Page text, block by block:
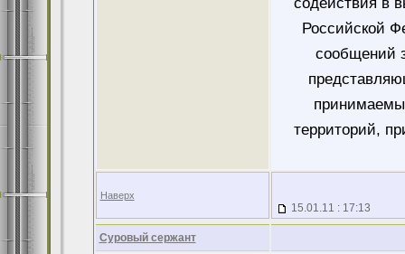
Российской
сообщений
территорий,
Наверх
15.01.11 : 17:13
Суровый сержант